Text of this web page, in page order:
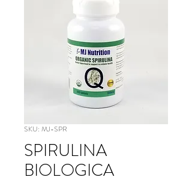
SKU: MJ-SPR
SPIRULINA
BIOLOGICA